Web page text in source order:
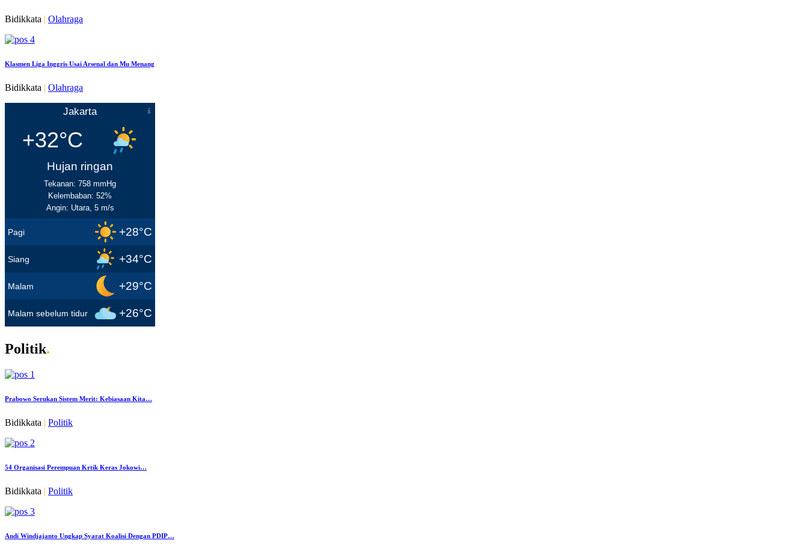
Bidikkata | Olahraga
Klasmen Liga Inggris Usai Arsenal dan Mu Menang
Bidikkata | Olahraga
Jakarta
+32°C
Hujan ringan
Tekanan: 758 mmHg
Kelembaban: 52%
Angin: Utara, 5 m/s
Pagi +28°C
Siang +34°C
Malam +29°C
Malam sebelum tidur +26°C
Politik.
Prabowo Serukan Sistem Merit: Kebiasaan Kita…
Bidikkata | Politik
54 Organisasi Perempuan Krtik Keras Jokowi…
Bidikkata | Politik
Andi Windjajanto Ungkap Syarat Koalisi Dengan PDIP…